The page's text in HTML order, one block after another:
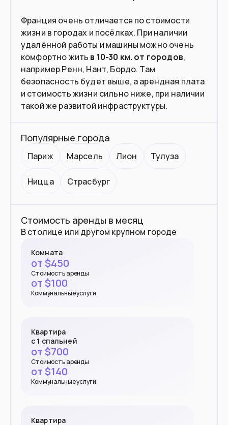
Документ Загранпаспорт
Виза Нужна виза
Франция очень отличается по стоимости
жизни в городах и посёлках. При наличии
удалённой работы и машины можно очень
комфортно жить в 10-30 км. от городов,
например Ренн, Нант, Бордо. Там
безопасность будет выше, а арендная плата
и стоимость жизни сильно ниже, при наличии
такой же развитой инфраструктуры.
Популярные города
Париж Марсель Лион Тулуза
Ницца Страсбург
Стоимость аренды в месяц
В столице или другом крупном городе
Комната
от $450
Стоимость аренды
от $100
Коммунальные услуги
Квартира
с 1 спальней
от $700
Стоимость аренды
от $140
Коммунальные услуги
Квартира